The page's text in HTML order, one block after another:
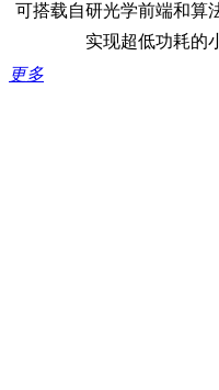
可搭载自研光学前端和算
实现超低功耗的
更多